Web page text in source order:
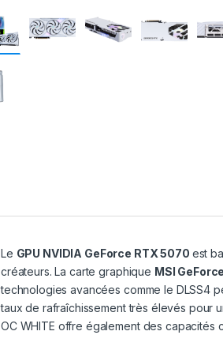
Le GPU NVIDIA GeForce RTX 5070 est
créateurs. La carte graphique MSI
technologies avancées comme le DLSS4
taux de rafraîchissement très élevés pour
OC WHITE offre également des capacités